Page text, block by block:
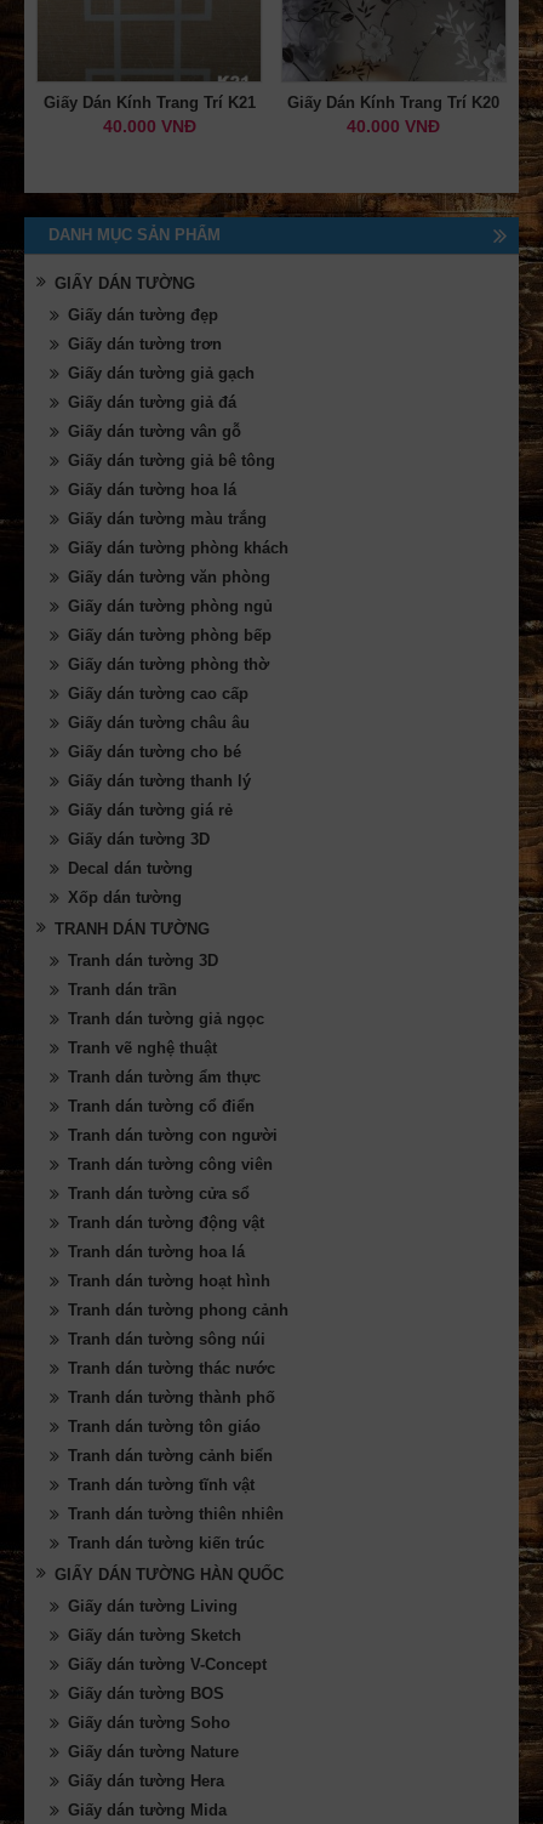
Giấy Dán Kính Trang Trí K21
40.000 VNĐ
Giấy Dán Kính Trang Trí K20
40.000 VNĐ
DANH MỤC SẢN PHẨM
GIẤY DÁN TƯỜNG
Giấy dán tường đẹp
Giấy dán tường trơn
Giấy dán tường giả gạch
Giấy dán tường giả đá
Giấy dán tường vân gỗ
Giấy dán tường giả bê tông
Giấy dán tường hoa lá
Giấy dán tường màu trắng
Giấy dán tường phòng khách
Giấy dán tường văn phòng
Giấy dán tường phòng ngủ
Giấy dán tường phòng bếp
Giấy dán tường phòng thờ
Giấy dán tường cao cấp
Giấy dán tường châu âu
Giấy dán tường cho bé
Giấy dán tường thanh lý
Giấy dán tường giá rẻ
Giấy dán tường 3D
Decal dán tường
Xốp dán tường
TRANH DÁN TƯỜNG
Tranh dán tường 3D
Tranh dán trần
Tranh dán tường giả ngọc
Tranh vẽ nghệ thuật
Tranh dán tường ẩm thực
Tranh dán tường cổ điển
Tranh dán tường con người
Tranh dán tường công viên
Tranh dán tường cửa sổ
Tranh dán tường động vật
Tranh dán tường hoa lá
Tranh dán tường hoạt hình
Tranh dán tường phong cảnh
Tranh dán tường sông núi
Tranh dán tường thác nước
Tranh dán tường thành phố
Tranh dán tường tôn giáo
Tranh dán tường cảnh biển
Tranh dán tường tĩnh vật
Tranh dán tường thiên nhiên
Tranh dán tường kiến trúc
GIẤY DÁN TƯỜNG HÀN QUỐC
Giấy dán tường Living
Giấy dán tường Sketch
Giấy dán tường V-Concept
Giấy dán tường BOS
Giấy dán tường Soho
Giấy dán tường Nature
Giấy dán tường Hera
Giấy dán tường Mida